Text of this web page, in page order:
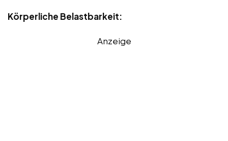
Körperliche Belastbarkeit:
Anzeige